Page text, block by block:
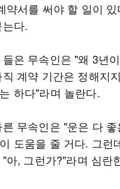
약서를 써야 할 일이
다.
들은 무속인은 "왜 3년
직 계약 기간은 정해지
하다"라며 놀란다.
른 무속인은 "운은 다
도움을 줄 거다. 그런
"아, 그런가?"라며 심란